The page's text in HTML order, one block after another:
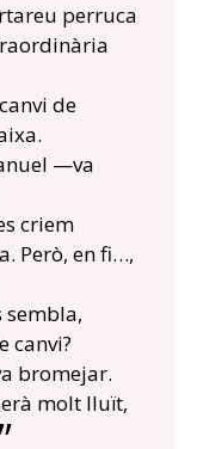
perruca
de
—va
criem
Però, en fi…,
canvi?
bromejar.
molt lluït,